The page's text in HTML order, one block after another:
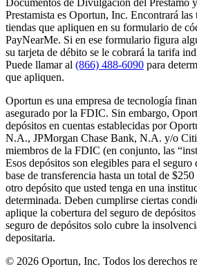
Documentos de Divulgación del Préstamo
Prestamista es Oportun, Inc. Encontrará las
tiendas que apliquen en su formulario de
PayNearMe. Si en ese formulario figura
su tarjeta de débito se le cobrará la tarifa
Puede llamar al (866) 488-6090 para
que apliquen.
Oportun es una empresa de tecnología
asegurado por la FDIC. Sin embargo,
depósitos en cuentas establecidas por
N.A., JPMorgan Chase Bank, N.A. y/o
miembros de la FDIC (en conjunto, las
Esos depósitos son elegibles para el
base de transferencia hasta un total de
otro depósito que usted tenga en una
determinada. Deben cumplirse ciertas
aplique la cobertura del seguro de
seguro de depósitos solo cubre la
depositaria.
© 2026 Oportun, Inc. Todos los derechos